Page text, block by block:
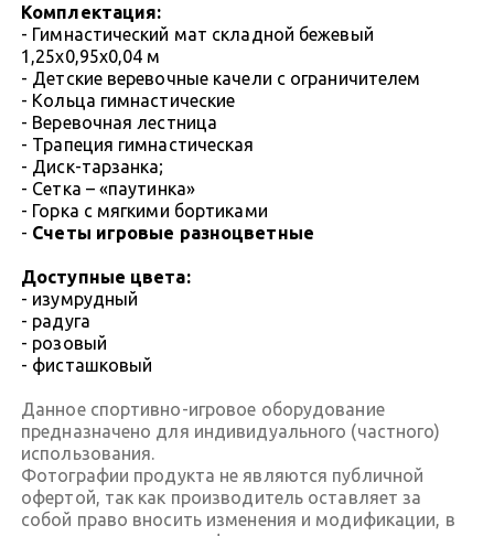
Комплектация:
- Гимнастический мат складной бежевый
1,25х0,95х0,04 м
- Детские веревочные качели с ограничителем
- Кольца гимнастические
- Веревочная лестница
- Трапеция гимнастическая
- Диск-тарзанка;
- Сетка – «паутинка»
- Горка с мягкими бортиками
- Счеты игровые разноцветные
Доступные цвета:
- изумрудный
- радуга
- розовый
- фисташковый
Данное спортивно-игровое оборудование
предназначено для индивидуального (частного)
использования.
Фотографии продукта не являются публичной
офертой, так как производитель оставляет за
собой право вносить изменения и модификации, в